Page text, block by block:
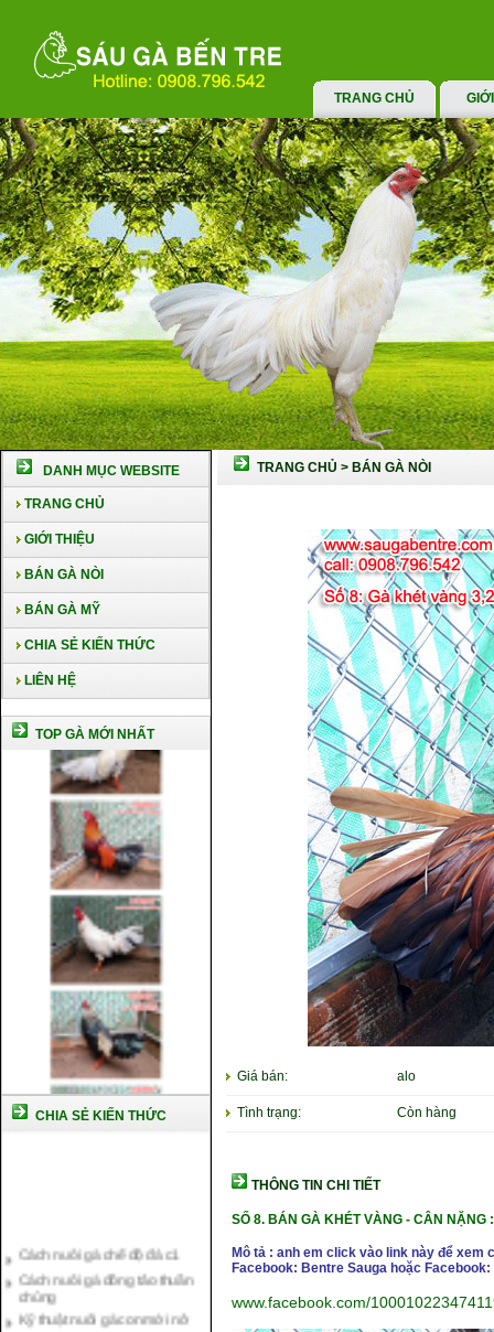
TRANG CHỦ
DANH MỤC WEBSITE
TRANG CHỦ
GIỚI THIỆU
BÁN GÀ NÒI
BÁN GÀ MỸ
CHIA SẺ KIẾN THỨC
LIÊN HỆ
TOP GÀ MỚI NHẤT
CHIA SẺ KIẾN THỨC
Cách nuôi gà đông tảo thuần
chủng
Kỹ thuật nuôi gà con mới nở
Hướng dẫn nuôi gà đá
TRANG CHỦ > BÁN GÀ NÒI
Giá bán: alo
Tình trạng: Còn hàng
THÔNG TIN CHI TIẾT
SỐ 8.BÁN GÀ KHÉT VÀNG -CÂN NẶNG
Mô tả : anh em click vào link này để
Facebook: Bentre Sauga hoặc Facebook:
www.facebook.com/